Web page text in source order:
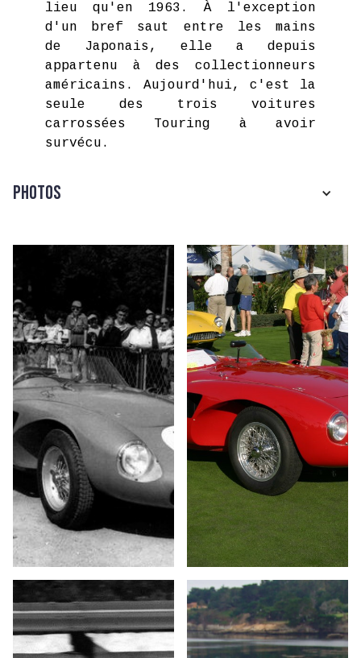
lieu qu'en 1963. À l'exception
d'un bref saut entre les mains
de Japonais, elle a depuis
appartenu à des collectionneurs
américains. Aujourd'hui, c'est la
seule des trois voitures
carrossées Touring à avoir
survécu.
Photos